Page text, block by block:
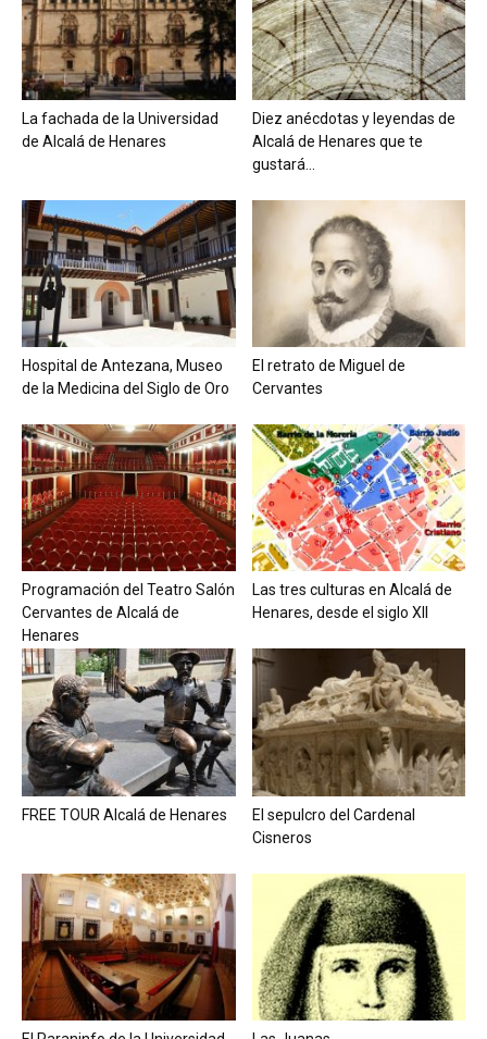
La fachada de la Universidad
de Alcalá de Henares
Diez anécdotas y leyendas de
Alcalá de Henares que te
gustará...
Hospital de Antezana, Museo
de la Medicina del Siglo de Oro
El retrato de Miguel de
Cervantes
Programación del Teatro Salón
Cervantes de Alcalá de
Henares
Las tres culturas en Alcalá de
Henares, desde el siglo XII
FREE TOUR Alcalá de Henares
El sepulcro del Cardenal
Cisneros